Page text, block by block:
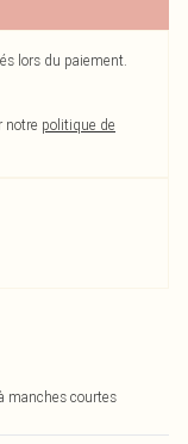
lors du paiement.
notre politique de
manches courtes